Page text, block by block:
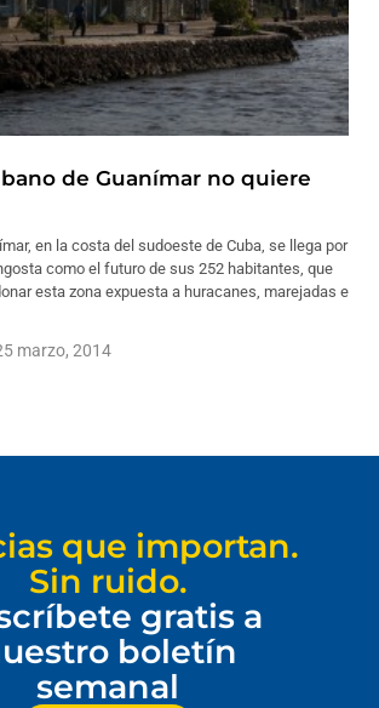
de Guanímar no quiere
en la costa del sudoeste de Cuba, se llega por
como el futuro de sus 252 habitantes, que
esta zona expuesta a huracanes, marejadas e
marzo, 2014
que importan.
Sin ruido.
gratis a
boletín
semanal